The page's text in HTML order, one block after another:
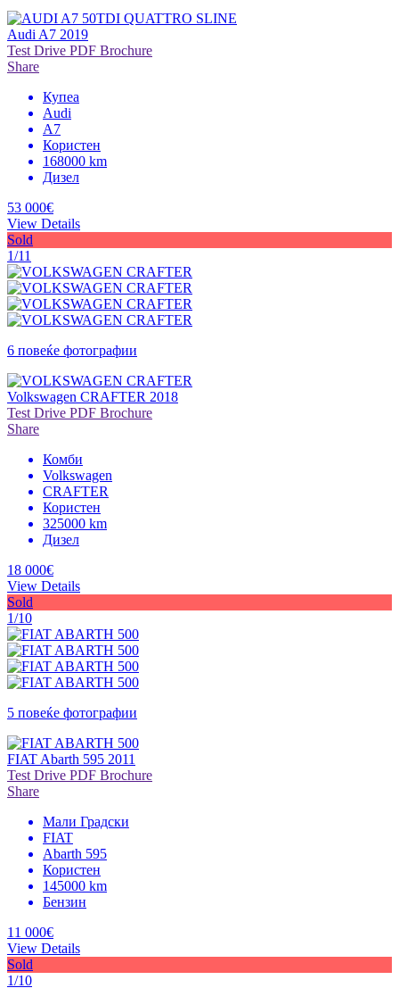
Audi A7 2019
Test Drive PDF Brochure
Share
Купеа
Audi
A7
Користен
168000 km
Дизел
53 000€
View Details
Sold
1/11
6 повеќе фотографии
Volkswagen CRAFTER 2018
Test Drive PDF Brochure
Share
Комби
Volkswagen
CRAFTER
Користен
325000 km
Дизел
18 000€
View Details
Sold
1/10
5 повеќе фотографии
FIAT Abarth 595 2011
Test Drive PDF Brochure
Share
Мали Градски
FIAT
Abarth 595
Користен
145000 km
Бензин
11 000€
View Details
Sold
1/10